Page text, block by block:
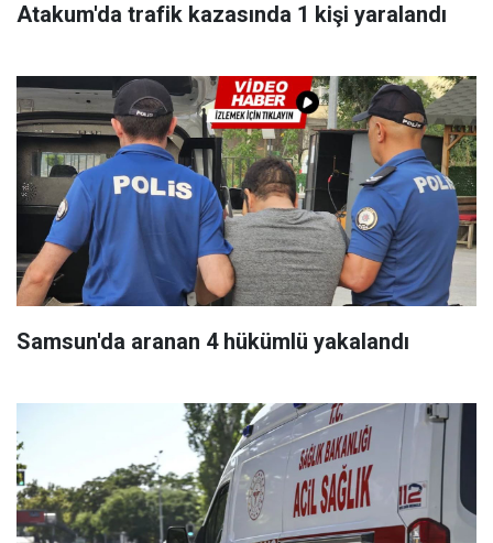
Atakum'da trafik kazasında 1 kişi yaralandı
Samsun'da aranan 4 hükümlü yakalandı